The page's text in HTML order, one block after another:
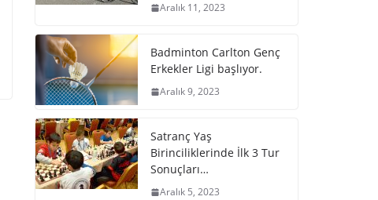
Aralık 11, 2023
Badminton Carlton Genç
Erkekler Ligi başlıyor.
Aralık 9, 2023
Satranç Yaş
Birinciliklerinde İlk 3 Tur
Sonuçları…
Aralık 5, 2023